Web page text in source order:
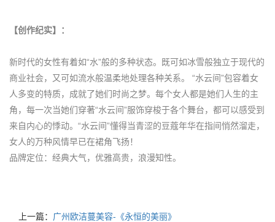
【创作纪实】：
新时代的女性有着如“水”般的多种状态。既可如冰雪般独立于现代的
商业社会，又可如流水般温柔地处理各种关系。 “水云间”包容着女
人多变的特质，成就了她们时尚之梦。每个女人都是她们人生的主
角，每一次当她们穿著“水云间”服饰穿梭于各个舞台，都可以感受到
来自内心的悸动。“水云间”懂得当青涩的豆蔻年华在指间悄然溜走，
女人的万种风情早已在裙角飞扬！
品牌定位：经典大气，优雅高贵，浪漫知性。
上一篇： 广州欧洁蔓美容-《永恒的美丽》